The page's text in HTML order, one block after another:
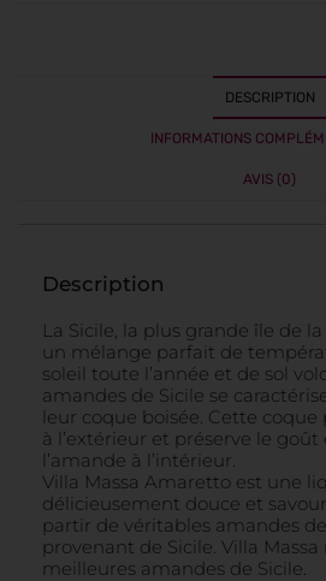
DESCRIPTION
INFORMATIONS
AVIS (0)
Description
La Sicile, la plus grande île de
un mélange parfait de
soleil toute l’année et de sol
amandes de Sicile se
leur coque boisée. Cette coque
à l’extérieur et préserve le goût
l’amande à l’intérieur.
Villa Massa Amaretto est une
délicieusement douce et
partir de véritables amandes
provenant de Sicile. Villa Massa
meilleures amandes de Sicile.